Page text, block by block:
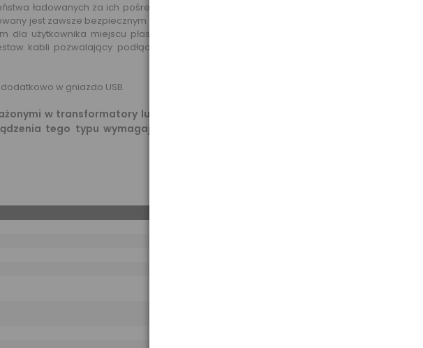
ładowanych za ich pośrednictwem sprzętów. Najwyższa jakość zastosowanych
jest zawsze bezpiecznym prądem. Dodatkowo w razie niespodziewanego skoku
użytkownika miejscu płaski bezpiecznik 35A. W zestawie wraz z przetwornicą
kabli pozwalający podłączyć przetwornicę bezpośrednio do akumulatora bez
w gniazdo USB.
w transformatory lub silniki indukcyjne takimi jak: pompy, agregaty,
tego typu wymagają przetwornic z pełną sinusoidą, np. Volt Sinus